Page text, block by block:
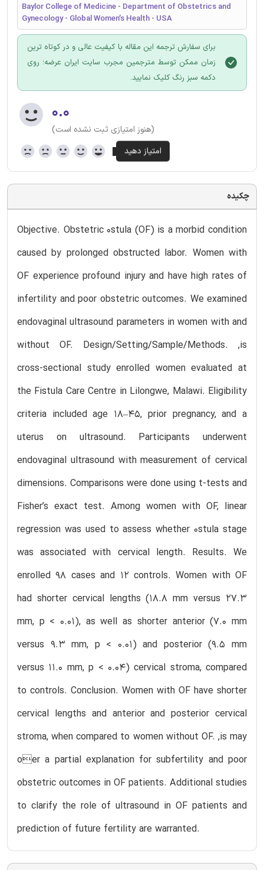
Baylor College of Medicine - Department of Obstetrics and
Gynecology - Global Women’s Health - USA
برای سفارش ترجمه این مقاله با کیفیت عالی و در کوتاه ترین
زمان ممکن توسط مترجمین مجرب سایت ایران عرضه؛ روی
دکمه سبز رنگ کلیک نمایید.
۰.۰
(هنوز امتیازی ثبت نشده است)
چکیده
Objective. Obstetric 0stula (OF) is a morbid condition
caused by prolonged obstructed labor. Women with
OF experience profound injury and have high rates of
infertility and poor obstetric outcomes. We examined
endovaginal ultrasound parameters in women with and
without OF. Design/Setting/Sample/Methods. ,is
cross-sectional study enrolled women evaluated at
the Fistula Care Centre in Lilongwe, Malawi. Eligibility
criteria included age 18–45, prior pregnancy, and a
uterus on ultrasound. Participants underwent
endovaginal ultrasound with measurement of cervical
dimensions. Comparisons were done using t-tests and
Fisher’s exact test. Among women with OF, linear
regression was used to assess whether 0stula stage
was associated with cervical length. Results. We
enrolled 98 cases and 12 controls. Women with OF
had shorter cervical lengths (18.8 mm versus 27.3
mm, p < 0.01), as well as shorter anterior (7.0 mm
versus 9.3 mm, p < 0.01) and posterior (9.5 mm
versus 11.0 mm, p < 0.04) cervical stroma, compared
to controls. Conclusion. Women with OF have shorter
cervical lengths and anterior and posterior cervical
stroma, when compared to women without OF. ,is may
oer a partial explanation for subfertility and poor
obstetric outcomes in OF patients. Additional studies
to clarify the role of ultrasound in OF patients and
prediction of future fertility are warranted.